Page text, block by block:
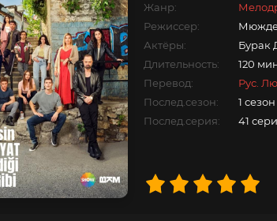
Жанр:
Режиссер:
Мюжде
Актёры:
Бурак
Длительность:
120
Перевод:
Рус.
Послед.сезон:
1 сезон
Послед.серия:
41